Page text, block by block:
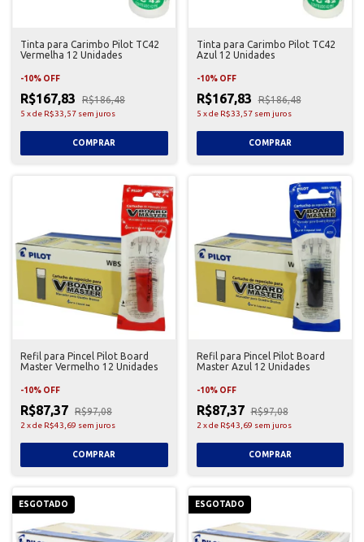
Tinta para Carimbo Pilot TC42
Vermelha 12 Unidades
-10% OFF
R$167,83 R$186,48
5 xde R$33,57 sem juros
Tinta para Carimbo Pilot TC42
Azul 12 Unidades
-10% OFF
R$167,83 R$186,48
5 xde R$33,57 sem juros
Refil para Pincel Pilot Board
Master Vermelho 12 Unidades
-10% OFF
R$87,37 R$97,08
2 xde R$43,69 sem juros
Refil para Pincel Pilot Board
Master Azul 12 Unidades
-10% OFF
R$87,37 R$97,08
2 xde R$43,69 sem juros
ESGOTADO ESGOTADO